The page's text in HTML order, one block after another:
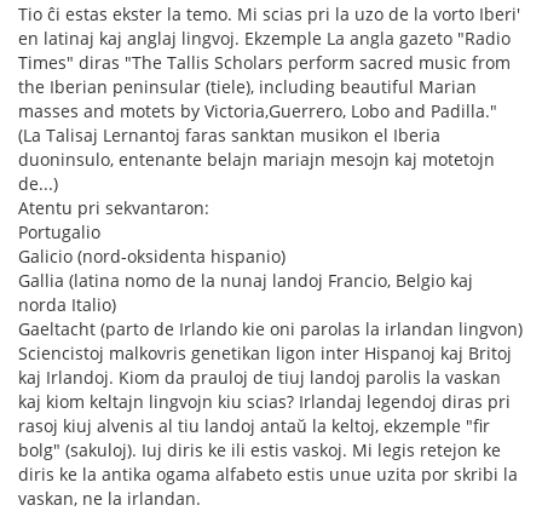
Tio ĉi estas ekster la temo. Mi scias pri la uzo de la vorto Iberi'
en latinaj kaj anglaj lingvoj. Ekzemple La angla gazeto "Radio
Times" diras "The Tallis Scholars perform sacred music from
the Iberian peninsular (tiele), including beautiful Marian
masses and motets by Victoria,Guerrero, Lobo and Padilla."
(La Talisaj Lernantoj faras sanktan musikon el Iberia
duoninsulo, entenante belajn mariajn mesojn kaj motetojn
de...)
Atentu pri sekvantaron:
Portugalio
Galicio (nord-oksidenta hispanio)
Gallia (latina nomo de la nunaj landoj Francio, Belgio kaj
norda Italio)
Gaeltacht (parto de Irlando kie oni parolas la irlandan lingvon)
Sciencistoj malkovris genetikan ligon inter Hispanoj kaj Britoj
kaj Irlandoj. Kiom da prauloj de tiuj landoj parolis la vaskan
kaj kiom keltajn lingvojn kiu scias? Irlandaj legendoj diras pri
rasoj kiuj alvenis al tiu landoj antaŭ la keltoj, ekzemple "fir
bolg" (sakuloj). Iuj diris ke ili estis vaskoj. Mi legis retejon ke
diris ke la antika ogama alfabeto estis unue uzita por skribi la
vaskan, ne la irlandan.